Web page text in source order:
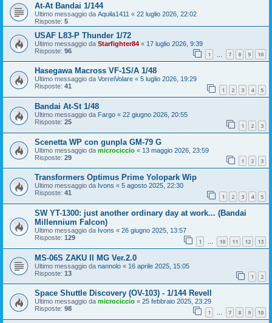
At-At Bandai 1/144
Ultimo messaggio da Aquila1411 « 22 luglio 2026, 22:02
Risposte: 5
USAF L83-P Thunder 1/72
Ultimo messaggio da Starfighter84 « 17 luglio 2026, 9:39
Risposte: 96 1 7 8 9 10
Hasegawa Macross VF-1S/A 1/48
Ultimo messaggio da VorreiVolare « 5 luglio 2026, 19:29
Risposte: 41 1 2 3 4 5
Bandai At-St 1/48
Ultimo messaggio da Fargo « 22 giugno 2026, 20:55
Risposte: 25 1 2 3
Scenetta WP con gunpla GM-79 G
Ultimo messaggio da microciccio « 13 maggio 2026, 23:59
Risposte: 29 1 2 3
Transformers Optimus Prime Yolopark Wip
Ultimo messaggio da Ivons « 5 agosto 2025, 22:30
Risposte: 41 1 2 3 4 5
SW YT-1300: just another ordinary day at work... (Bandai
Millennium Falcon)
Ultimo messaggio da Ivons « 26 giugno 2025, 13:57
Risposte: 129 1 … 10 11 12 13
MS-06S ZAKU II MG Ver.2.0
Ultimo messaggio da nannolo « 16 aprile 2025, 15:05
Risposte: 13 1 2
Space Shuttle Discovery (OV-103) - 1/144 Revell
Ultimo messaggio da microciccio « 25 febbraio 2025, 23:29
Risposte: 98 1 … 7 8 9 10